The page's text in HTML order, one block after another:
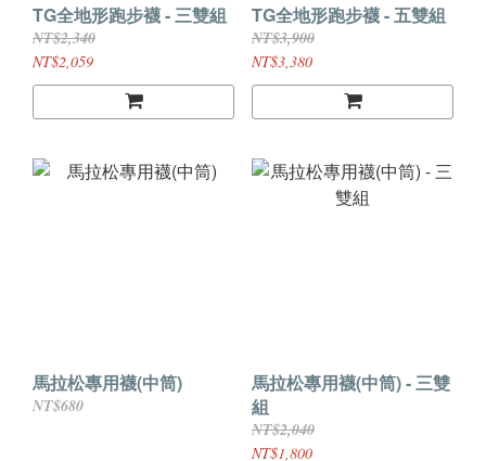
TG全地形跑步襪 - 三雙組
NT$2,340
NT$2,059
TG全地形跑步襪 - 五雙組
NT$3,900
NT$3,380
馬拉松專用襪(中筒)
NT$680
馬拉松專用襪(中筒) - 三雙
組
NT$2,040
NT$1,800